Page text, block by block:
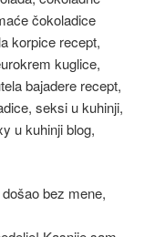
bez mene,